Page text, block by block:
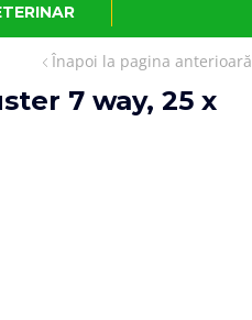
Înapoi la pagina anterioară
7 way, 25 x